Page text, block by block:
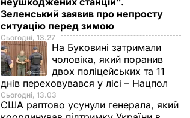
Зеленський заявив про непросту
ситуацію перед зимою
Сьогодні, 13.27
На Буковині затримали
чоловіка, який поранив
двох поліцейських та 11
днів переховувався у лісі – Нацпол
Сьогодні, 13.03
США раптово усунули генерала, який